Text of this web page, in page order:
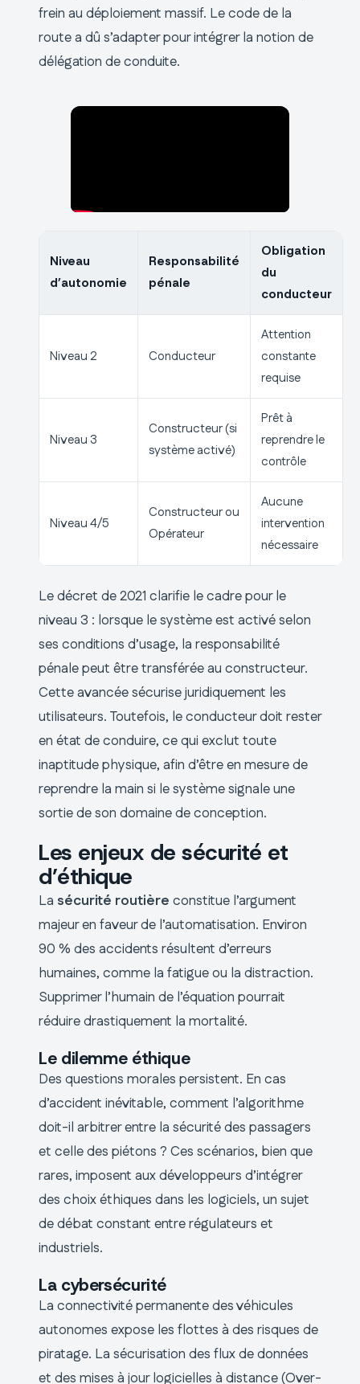
frein au déploiement massif. Le code de la
route a dû s’adapter pour intégrer la notion de
délégation de conduite.
Niveau
d’autonomie
Responsabilité
pénale
Obligation
du
conducteur
Niveau 2 Conducteur
Attention
constante
requise
Niveau 3
Constructeur (si
système activé)
Prêt à
reprendre le
contrôle
Niveau 4/5
Constructeur ou
Opérateur
Aucune
intervention
nécessaire
Le décret de 2021 clarifie le cadre pour le
niveau 3 : lorsque le système est activé selon
ses conditions d’usage, la responsabilité
pénale peut être transférée au constructeur.
Cette avancée sécurise juridiquement les
utilisateurs. Toutefois, le conducteur doit rester
en état de conduire, ce qui exclut toute
inaptitude physique, afin d’être en mesure de
reprendre la main si le système signale une
sortie de son domaine de conception.
Les enjeux de sécurité et
d’éthique
La sécurité routière constitue l’argument
majeur en faveur de l’automatisation. Environ
90 % des accidents résultent d’erreurs
humaines, comme la fatigue ou la distraction.
Supprimer l’humain de l’équation pourrait
réduire drastiquement la mortalité.
Le dilemme éthique
Des questions morales persistent. En cas
d’accident inévitable, comment l’algorithme
doit-il arbitrer entre la sécurité des passagers
et celle des piétons ? Ces scénarios, bien que
rares, imposent aux développeurs d’intégrer
des choix éthiques dans les logiciels, un sujet
de débat constant entre régulateurs et
industriels.
La cybersécurité
La connectivité permanente des véhicules
autonomes expose les flottes à des risques de
piratage. La sécurisation des flux de données
et des mises à jour logicielles à distance (Over-